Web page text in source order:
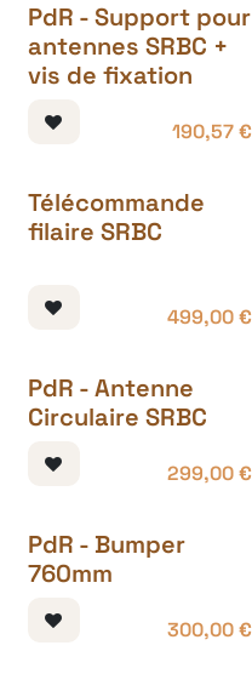
PdR - Support pour
antennes SRBC +
vis de fixation
190,57€
Télécommande
filaire SRBC
499,00€
PdR - Antenne
Circulaire SRBC
299,00€
PdR - Bumper
760mm
300,00€